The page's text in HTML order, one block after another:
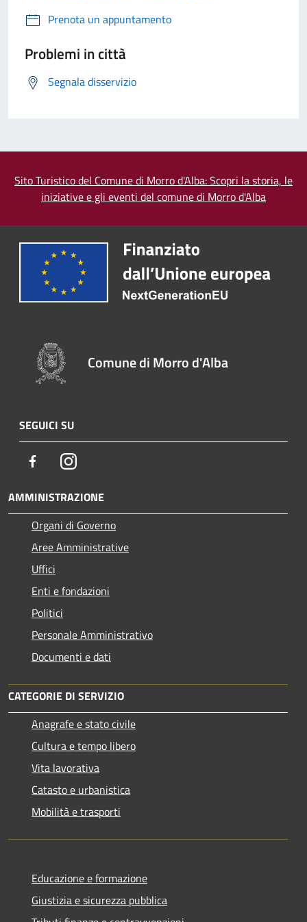
Prenota un appuntamento
Problemi in città
Segnala disservizio
Sito Turistico del Comune di Morro d'Alba: Scopri la storia, le
iniziative e gli eventi del comune di Morro d'Alba
Comune di Morro d'Alba
SEGUICI SU
FacebookInstagram
AMMINISTRAZIONE
Organi di Governo
Aree Amministrative
Uffici
Enti e fondazioni
Politici
Personale Amministrativo
Documenti e dati
CATEGORIE DI SERVIZIO
Anagrafe e stato civile
Cultura e tempo libero
Vita lavorativa
Catasto e urbanistica
Mobilità e trasporti
Educazione e formazione
Giustizia e sicurezza pubblica